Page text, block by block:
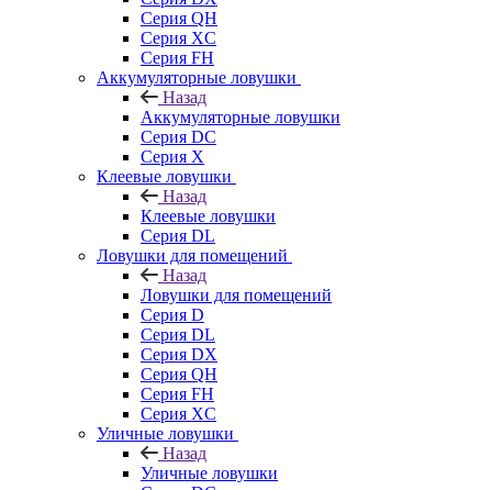
Серия QH
Серия XC
Серия FH
Аккумуляторные ловушки
Назад
Аккумуляторные ловушки
Серия DC
Серия X
Клеевые ловушки
Назад
Клеевые ловушки
Серия DL
Ловушки для помещений
Назад
Ловушки для помещений
Серия D
Серия DL
Серия DX
Серия QH
Серия FH
Серия XC
Уличные ловушки
Назад
Уличные ловушки